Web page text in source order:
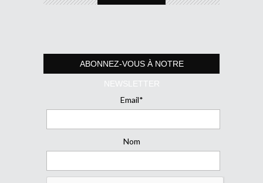
ABONNEZ-VOUS À NOTRE
NEWSLETTER
Email*
Nom